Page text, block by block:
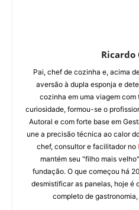
Ricardo
Pai, chef de cozinha e, acima
aversão à dupla esponja e
cozinha em uma viagem
curiosidade, formou-se o
Autoral e com forte base em
une a precisão técnica ao calor
chef, consultor e facilitador no
mantém seu "filho mais
fundação. O que começou há
desmistificar as panelas, hoje é
completo de